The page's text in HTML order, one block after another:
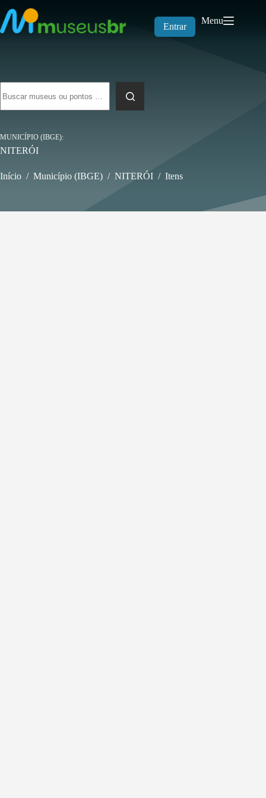
para
o
conteúdo
Entrar
Menu
resultados
MUNICÍPIO (IBGE)
NITERÓI
Início / Município (IBGE) / NITERÓI / Itens